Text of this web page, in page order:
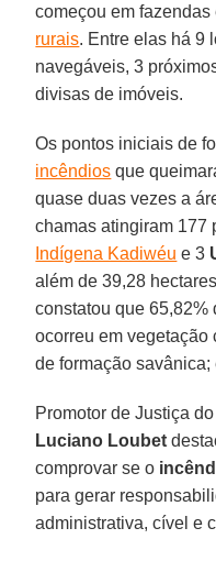
começou em
rurais. Entre elas há 9
navegáveis, 3
divisas de imóveis.
Os pontos iniciais de
incêndios que
quase duas vezes a
chamas atingiram 177
Indígena Kadiwéu e 3
além de 39,28
constatou que 65,82%
ocorreu em vegetação
de formação savânica;
Promotor de Justiça
Luciano Loubet
comprovar se o
para gerar
administrativa, cível e